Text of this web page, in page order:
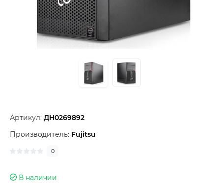
Артикул: ДН0269892
Производитель: Fujitsu
0
В наличии